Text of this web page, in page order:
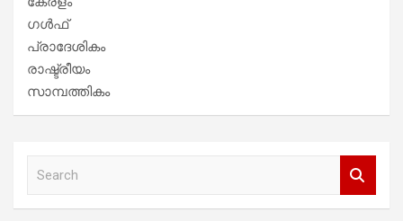
ഗൾഫ്
പ്രാദേശികം
രാഷ്ട്രീയം
സാമ്പത്തികം